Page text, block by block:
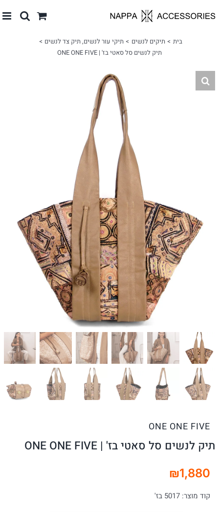
לתוכן
בית תיקים לנשים תיקי עור לנשים תיק צד לנשים
תיק לנשים סל סאטי בז' | ONE ONE FIVE
ONE ONE FIVE
תיק לנשים סל סאטי בז' | ONE ONE FIVE
₪1,880
קוד מוצר: 5017 בז'